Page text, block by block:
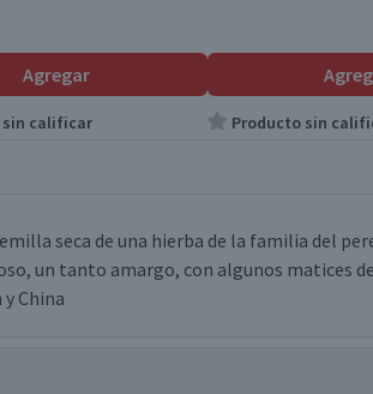
Agregar
sin calificar Producto sin
seca de una hierba de la familia del
un tanto amargo, con algunos matices
China